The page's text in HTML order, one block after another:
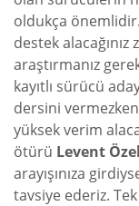
oldukça
destek
araştırmanız
kayıtlı sürücü
dersini
yüksek verim
ötürü Levent
arayışınıza
tavsiye ederiz.